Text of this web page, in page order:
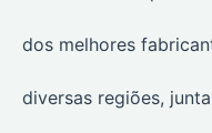
dos melhores
diversas regiões,